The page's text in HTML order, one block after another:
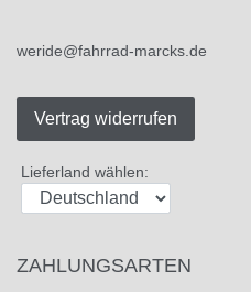
weride@fahrrad-marcks.de
Vertrag widerrufen
Lieferland wählen:
ZAHLUNGSARTEN